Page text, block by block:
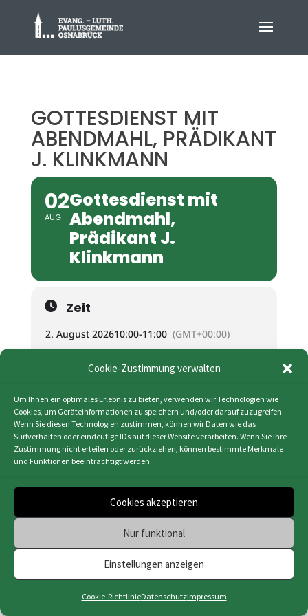
Cookie-Zustimmung verwalten
Um Ihnen ein optimales Erlebnis zu bieten, verwenden wir Technologien wie
Cookies, um Geräteinformationen zu speichern und/oder darauf zuzugreifen.
Wenn Sie diesen Technologien zustimmen, können wir Daten wie das
Surfverhalten oder eindeutige IDs auf dieser Website verarbeiten. Wenn Sie Ihre
Zustimmung nicht erteilen oder zurückziehen, können bestimmte Merkmale
und Funktionen beeinträchtigt werden.
Cookies akzeptieren
Nur funktional
Einstellungen anzeigen
Cookie-RichtlinieDatenschutzImpressum
GOTTESDIENST MIT
ABENDMAHL, PRÄDIKANT
J. KLINKMANN
02
AUG
Gottesdienst mit
Abendmahl,
Prädikant J.
Klinkmann
Zeit
2. August 202610:00-11:00 (GMT+00:00)
GOOGLE KALENDER
Datenschutz|Cookie-Richtlinie
(EU)|Webdesign & Programmierung | HMF-IT
Osnabrück